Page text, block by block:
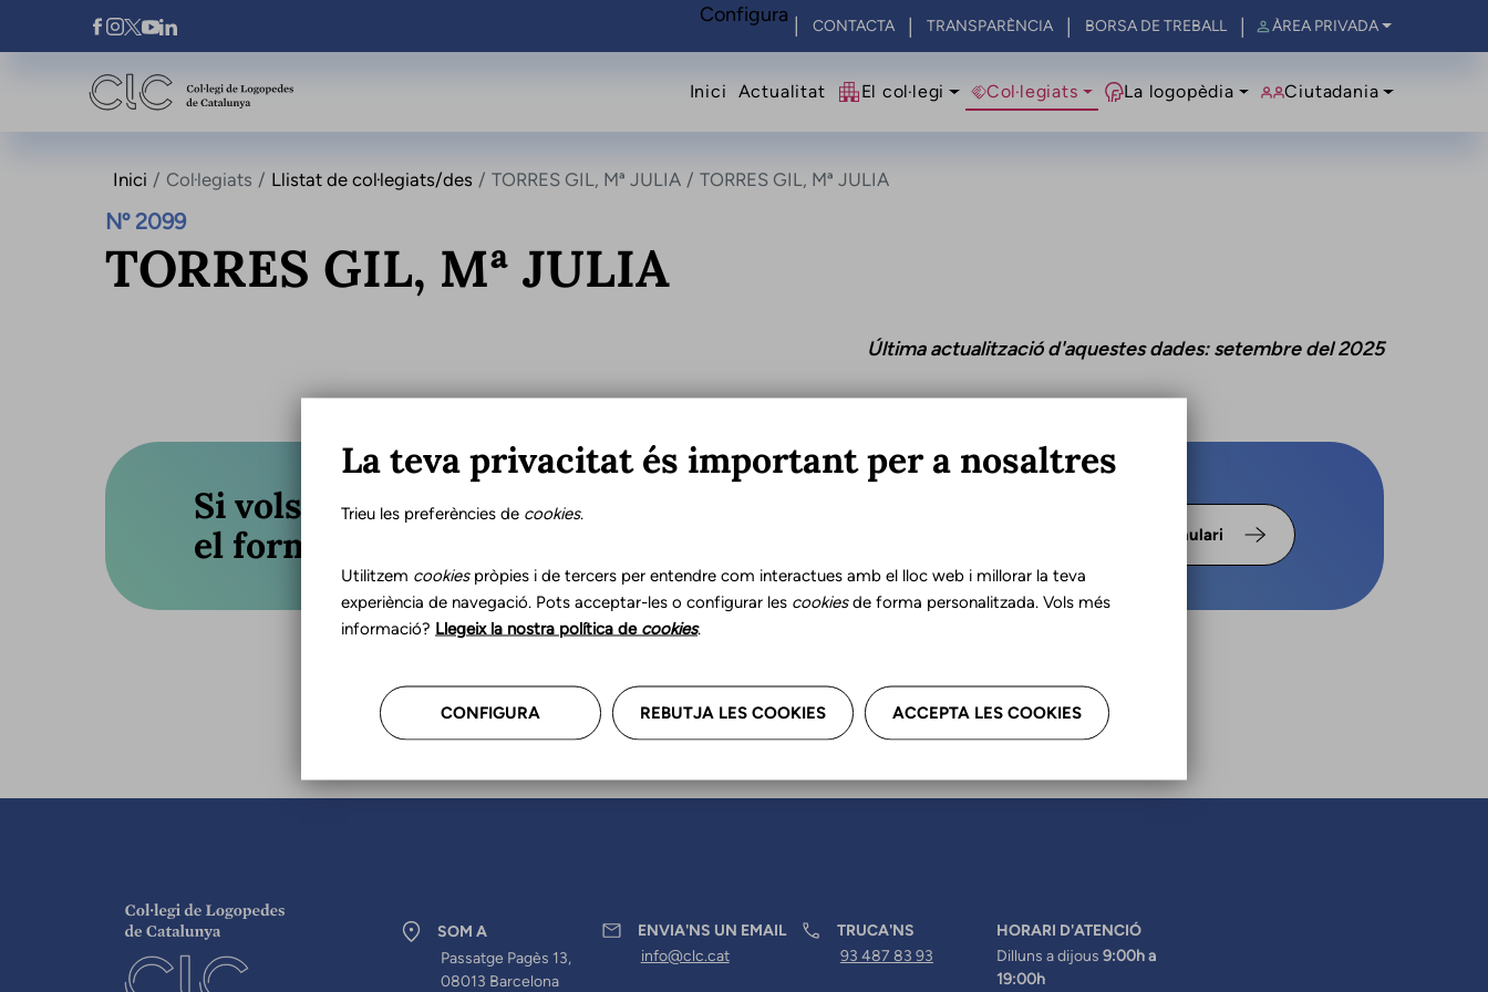
Vés al contingut
Xarxes Socials CONTACTA TRANSPARÈNCIA BORSA DE TREBALL ÀREA PRIVADA
Navegació principal
Inici Actualitat El col·legi Col·legiats La logopèdia Ciutadania
Inici Col·legiats Llistat de col·legiats/des TORRES GIL, Mª JULIA TORRES GIL, Mª JULIA
Nº 2099
TORRES GIL, Mª JULIA
Última actualització d'aquestes dades: setembre del 2025
Si vols actualitzar les teves dades professionals omple
el formulari o truca'ns.
Formulari
SOM A
Passatge Pagès 13,
08013 Barcelona
ENVIA'NS UN EMAIL
info@clc.cat
TRUCA'NS
93 487 83 93
HORARI D'ATENCIÓ
Dilluns a dijous 9:00h a
19:00h
Configura
La teva privacitat és important per a nosaltres
Trieu les preferències de cookies.
Utilitzem cookiespròpies i de tercers per entendre com interactues amb el lloc web i millorar la teva
experiència de navegació. Pots acceptar-les o configurar les cookiesde forma personalitzada. Vols més
informació? Llegeix la nostra política de cookies.
CONFIGURA REBUTJA LES COOKIES ACCEPTA LES COOKIES